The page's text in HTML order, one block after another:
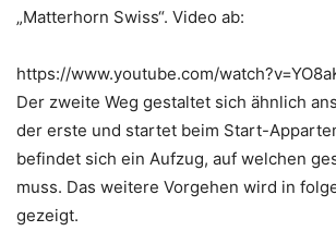
„Matterhorn Swiss“. Video ab:
https://www.youtube.com/
Der zweite Weg gestaltet sich ähnlich
der erste und startet beim Start-
befindet sich ein Aufzug, auf welchen
muss. Das weitere Vorgehen wird in
gezeigt.